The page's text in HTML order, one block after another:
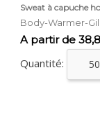
Sweat à capuche
Body-Warmer-
Prix
A partir de
Quantité: